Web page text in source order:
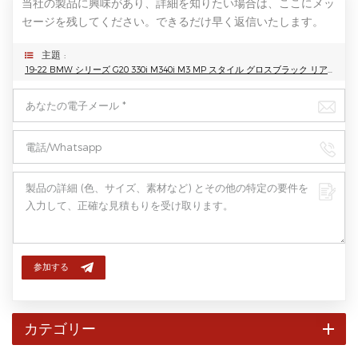
当社の製品に興味があり、詳細を知りたい場合は、ここにメッ
セージを残してください。できるだけ早く返信いたします。
主題 :
19-22 BMW シリーズ G20 330i M340i M3 MP スタイル グロスブラック リア スポイラー ウィング
参加する
カテゴリー